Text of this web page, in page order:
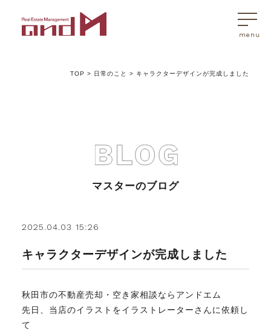
アンドエムが選ばれる理由
不動産売買Q&A
不動産のお悩み解決
TOP > 日常のこと > キャラクターデザインが完成しました
マスターのブログ
2025.04.03 15:26
キャラクターデザインが完成しました
秋田市の不動産売却・空き家相談ならアンドエム
先日、当店のイラストをイラストレーターさんに依頼し
て